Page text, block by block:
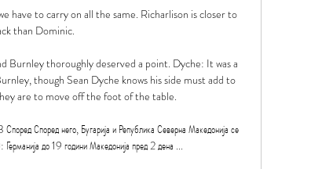
have to carry on all the same. Richarlison is closer to
than Dominic.
Burnley thoroughly deserved a point. Dyche: It was a
though Sean Dyche knows his side must add to
are to move off the foot of the table.
Според него, Бугарија и Република Северна Македонија се
до 19 години Македонија пред 2 дена ...